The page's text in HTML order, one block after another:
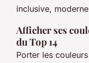
inclusive,
Afficher ses
du Top 14
Porter les